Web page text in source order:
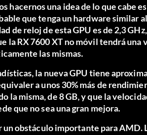
hacernos una idea de lo que cabe
que tenga un hardware similar
de reloj de esta GPU es de 2,3
la RX 7600 XT no móvil tendrá
las mismas.
la nueva GPU tiene
a unos 30% más de
la misma, de 8 GB, y que la
que no sea una gran mejora.
un obstáculo importante para AMD.